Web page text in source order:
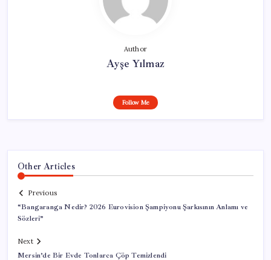
Author
Ayşe Yılmaz
Follow Me
Other Articles
Previous
“Bangaranga Nedir? 2026 Eurovision Şampiyonu Şarkısının Anlamı ve
Sözleri”
Next
Mersin’de Bir Evde Tonlarca Çöp Temizlendi